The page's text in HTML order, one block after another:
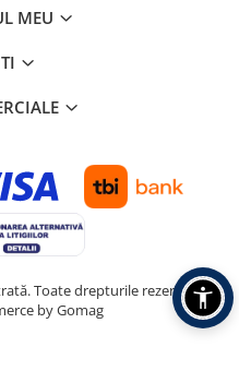
MEU
Toate drepturile rezervate.
by Gomag